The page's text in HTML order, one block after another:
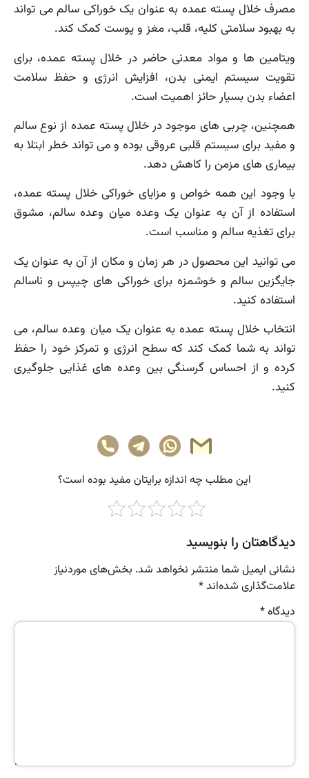
مصرف خلال پسته عمده به عنوان یک خوراکی سالم می تواند
به بهبود سلامتی کلیه، قلب، مغز و پوست کمک کند.
ویتامین ها و مواد معدنی حاضر در خلال پسته عمده، برای
تقویت سیستم ایمنی بدن، افزایش انرژی و حفظ سلامت
اعضاء بدن بسیار حائز اهمیت است.
همچنین، چربی های موجود در خلال پسته عمده از نوع سالم
و مفید برای سیستم قلبی عروقی بوده و می تواند خطر ابتلا به
بیماری های مزمن را کاهش دهد.
با وجود این همه خواص و مزایای خوراکی خلال پسته عمده،
استفاده از آن به عنوان یک وعده میان وعده سالم، مشوق
برای تغذیه سالم و مناسب است.
می توانید این محصول در هر زمان و مکان از آن به عنوان یک
جایگزین سالم و خوشمزه برای خوراکی های چیپس و ناسالم
استفاده کنید.
انتخاب خلال پسته عمده به عنوان یک میان وعده سالم، می
تواند به شما کمک کند که سطح انرژی و تمرکز خود را حفظ
کرده و از احساس گرسنگی بین وعده های غذایی جلوگیری
کنید.
این مطلب چه‌ اندازه برایتان مفید بوده است؟
دیدگاهتان را بنویسید
نشانی ایمیل شما منتشر نخواهد شد. بخش‌های موردنیاز
علامت‌گذاری شده‌اند*
دیدگاه*